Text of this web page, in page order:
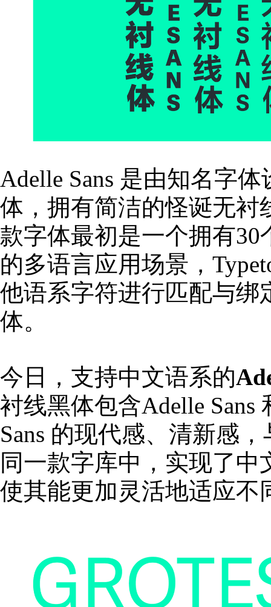
Adelle Sans 是由知名字
体，拥有简洁的怪诞无衬
款字体最初是一个拥有
的多语言应用场景，
他语系字符进行匹配与绑
体。
今日，支持中文语系的
衬线黑体包含Adelle
Sans 的现代感、清新感
同一款字库中，实现了
使其能更加灵活地适应不